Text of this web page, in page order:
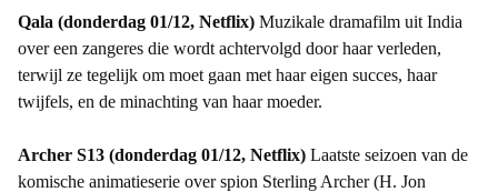
Qala (donderdag 01/12, Netflix)Muzikale dramafilm uit India
over een zangeres die wordt achtervolgd door haar verleden,
terwijl ze tegelijk om moet gaan met haar eigen succes, haar
twijfels, en de minachting van haar moeder.
Archer S13 (donderdag 01/12, Netflix)Laatste seizoen van de
komische animatieserie over spion Sterling Archer (H. Jon